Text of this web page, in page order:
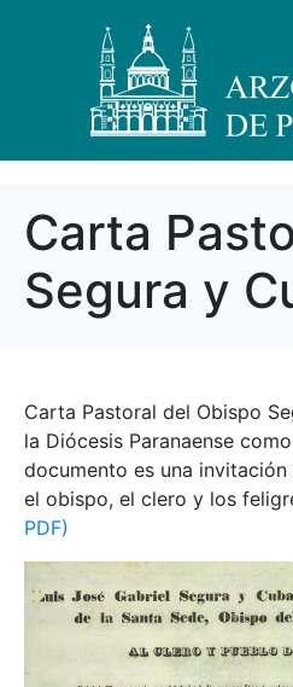
Carta
Segura y
Carta Pastoral del Obispo
la Diócesis Paranaense
documento es una
el obispo, el clero y los
PDF)